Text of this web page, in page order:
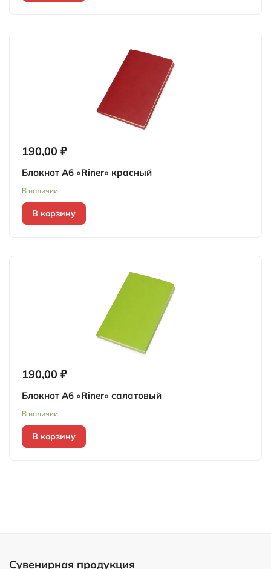
190,00 ₽
Блокнот А6 «Riner» красный
В наличии
В корзину
190,00 ₽
Блокнот А6 «Riner» салатовый
В наличии
В корзину
Сувенирная продукция